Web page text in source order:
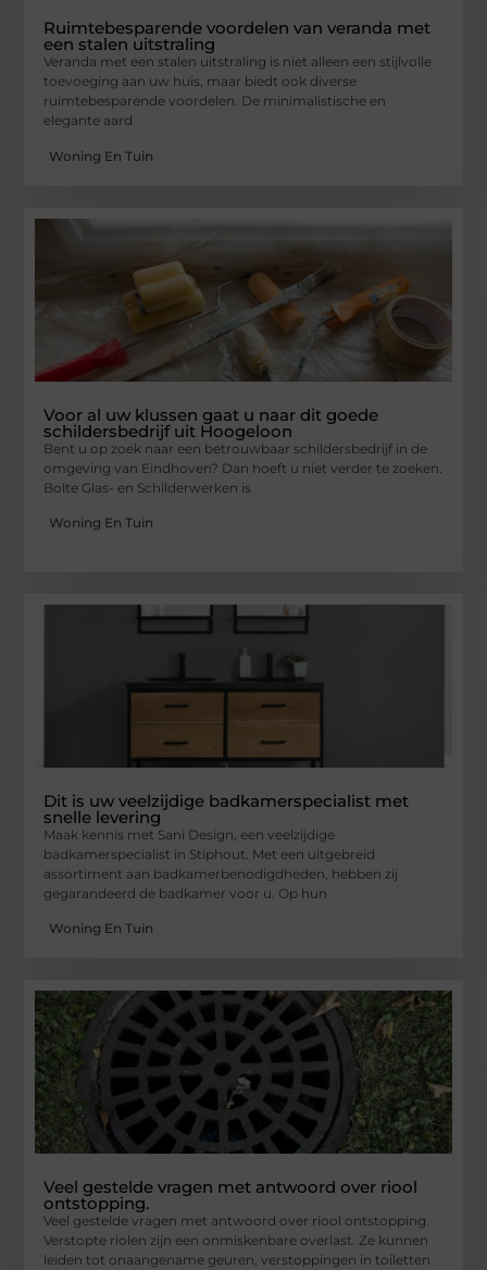
Ruimtebesparende voordelen van veranda met
een stalen uitstraling
Veranda met een stalen uitstraling is niet alleen een stijlvolle
toevoeging aan uw huis, maar biedt ook diverse
ruimtebesparende voordelen. De minimalistische en
elegante aard
Woning En Tuin
Voor al uw klussen gaat u naar dit goede
schildersbedrijf uit Hoogeloon
Bent u op zoek naar een betrouwbaar schildersbedrijf in de
omgeving van Eindhoven? Dan hoeft u niet verder te zoeken.
Bolte Glas- en Schilderwerken is
Woning En Tuin
Dit is uw veelzijdige badkamerspecialist met
snelle levering
Maak kennis met Sani Design, een veelzijdige
badkamerspecialist in Stiphout. Met een uitgebreid
assortiment aan badkamerbenodigdheden, hebben zij
gegarandeerd de badkamer voor u. Op hun
Woning En Tuin
Veel gestelde vragen met antwoord over riool
ontstopping.
Veel gestelde vragen met antwoord over riool ontstopping.
Verstopte riolen zijn een onmiskenbare overlast. Ze kunnen
leiden tot onaangename geuren, verstoppingen in toiletten